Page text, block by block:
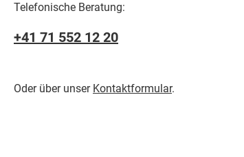
Telefonische Beratung:
+41 71 552 12 20
Oder über unser Kontaktformular.